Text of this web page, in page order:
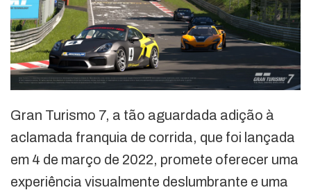
Gran Turismo 7, a tão aguardada adição à
aclamada franquia de corrida, que foi lançada
em 4 de março de 2022, promete oferecer uma
experiência visualmente deslumbrante e uma